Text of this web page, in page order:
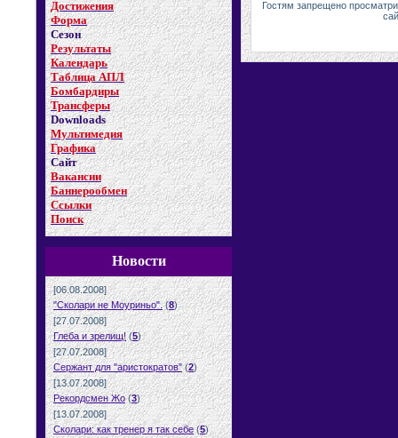
Достижения
Форма
Сезон
Результаты
Календарь
Таблица АПЛ
Бомбардиры
Трансферы
Downloads
Мультимедия
Графика
Сайт
Вакансии
Баннерообмен
Ссылки
Поиск
Новости
[06.08.2008]
"Сколари не Моуриньо". (8)
[27.07.2008]
Глеба и зрелищ! (5)
[27.07.2008]
Сержант для "аристократов" (2)
[13.07.2008]
Рекордсмен Жо (3)
[13.07.2008]
Сколари: как тренер я так себе (5)
Гостям запрещено